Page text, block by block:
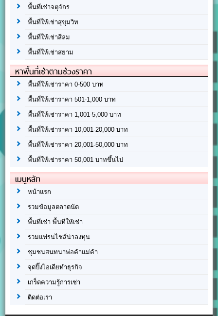
พื้นที่เช่าจตุจักร
พื้นที่ให้เช่าสุขุมวิท
พื้นที่ให้เช่าสีลม
พื้นที่ให้เช่าสยาม
หาพื้นที่เช่าตามช่วงราคา
พื้นที่ให้เช่าราคา 0-500 บาท
พื้นที่ให้เช่าราคา 501-1,000 บาท
พื้นที่ให้เช่าราคา 1,001-5,000 บาท
พื้นที่ให้เช่าราคา 10,001-20,000 บาท
พื้นที่ให้เช่าราคา 20,001-50,000 บาท
พื้นที่ให้เช่าราคา 50,001 บาทขึ้นไป
เมนูหลัก
หน้าแรก
รวมข้อมูลตลาดนัด
พื้นที่เช่า พื้นที่ให้เช่า
รวมแฟรนไชส์น่าลงทุน
ชุมชนสนทนาพ่อค้าแม่ค้า
จุดปิ๊งไอเดียทำธุรกิจ
เกร็ดความรู้การเช่า
ติดต่อเรา